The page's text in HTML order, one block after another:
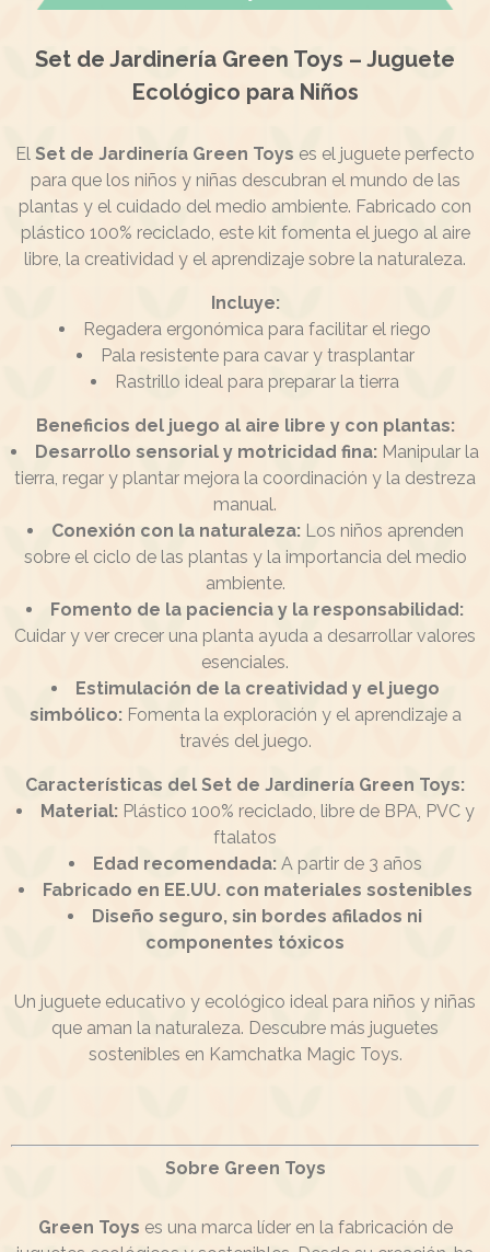
Set de Jardinería Green Toys – Juguete
Ecológico para Niños
El Set de Jardinería Green Toys es el juguete perfecto
para que los niños y niñas descubran el mundo de las
plantas y el cuidado del medio ambiente. Fabricado con
plástico 100% reciclado, este kit fomenta el juego al aire
libre, la creatividad y el aprendizaje sobre la naturaleza.
Incluye:
Regadera ergonómica para facilitar el riego
Pala resistente para cavar y trasplantar
Rastrillo ideal para preparar la tierra
Beneficios del juego al aire libre y con plantas:
Desarrollo sensorial y motricidad fina: Manipular la
tierra, regar y plantar mejora la coordinación y la destreza
manual.
Conexión con la naturaleza:Los niños aprenden
sobre el ciclo de las plantas y la importancia del medio
ambiente.
Fomento de la paciencia y la responsabilidad:
Cuidar y ver crecer una planta ayuda a desarrollar valores
esenciales.
Estimulación de la creatividad y el juego
simbólico:Fomenta la exploración y el aprendizaje a
través del juego.
Características del Set de Jardinería Green Toys:
Material:Plástico 100% reciclado, libre de BPA, PVC y
ftalatos
Edad recomendada:A partir de 3 años
Fabricado en EE.UU. con materiales sostenibles
Diseño seguro, sin bordes afilados ni
componentes tóxicos
Un juguete educativo y ecológico ideal para niños y niñas
que aman la naturaleza. Descubre más juguetes
sostenibles en Kamchatka Magic Toys.
Sobre Green Toys
Green Toys es una marca líder en la fabricación de